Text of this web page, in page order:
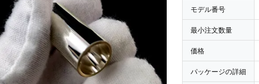
モデル番号
最小注文数量
価格
パッケージの詳細